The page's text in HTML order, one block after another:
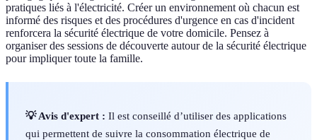
pratiques liés à l'électricité. Créer un environnement où chacun est
informé des risques et des procédures d'urgence en cas d'incident
renforcera la sécurité électrique de votre domicile. Pensez à
organiser des sessions de découverte autour de la sécurité électrique
pour impliquer toute la famille.
💡 Avis d'expert : Il est conseillé d’utiliser des applications
qui permettent de suivre la consommation électrique de